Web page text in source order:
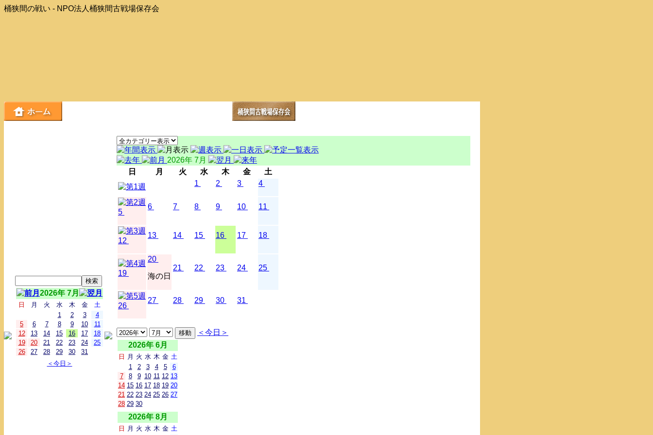
桶狭間の戦い - NPO法人桶狭間古戦場保存会
2026年 7月
日 月 火 水 木 金
土
1
2 3
4
5
6 7 8 9 10
11
12
13 14 15 16 17
18
19
20 21 22 23 24
25
26
27 28 29 30
31
＜今日＞
2026年 7月
日
月 火 水 木 金
土
1
2 3 4
5
6 7 8 9 10 11
12
13 14 15 16 17 18
19
20
海の日
21 22 23 24 25
26
27 28 29 30 31
＜今日＞
2026年 6月
日 月 火 水 木 金 土
1
2 3 4 5
6
7
8 9 10 11 12 13
14 15 16 17 18 19 20
21 22 23 24 25 26 27
28 29 30
2026年 8月
日 月 火 水 木 金 土